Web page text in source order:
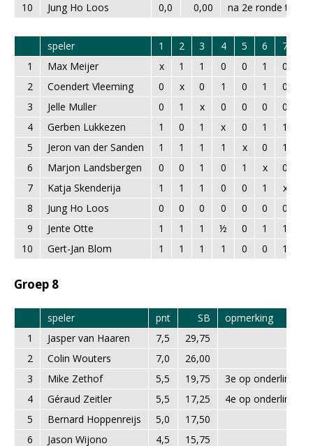
10
Jung Ho Loos 0,0 0,00 na 2e ronde
speler 1 2 3 4 5 6 7
1
Max Meijer x 1 1 0 0 1 0
2
Coendert Vleeming 0 x 0 1 0 1 0
3
Jelle Muller 0 1 x 0 0 0 0
4
Gerben Lukkezen 1 0 1 x 0 1 1
5
Jeron van der Sanden 1 1 1 1 x 0 1
6
Marjon Landsbergen 0 0 1 0 1 x 0
7
Katja Skenderija 1 1 1 0 0 1 x
8
Jung Ho Loos 0 0 0 0 0 0 0
9
Jente Otte 1 1 1 ½ 0 1 1
10
Gert-Jan Blom 1 1 1 1 0 0 1
Groep 8
speler pnt SB
opmerking
1
Jasper van Haaren 7,5
29,75
2
Colin Wouters 7,0
26,00
3
Mike Zethof 5,5 19,75
3e op onderling
4
Géraud Zeitler 5,5 17,25
4e op onderling
5
Bernard Hoppenreijs 5,0
17,50
6
Jason Wijono 4,5 15,75